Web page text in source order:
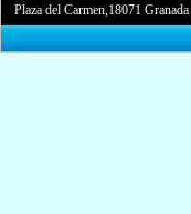
Plaza del Carmen,18071 Granada